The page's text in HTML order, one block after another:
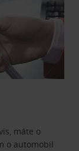
máte o
o automobil